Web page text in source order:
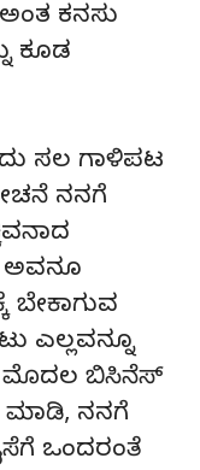
ಕನಸು
ಕೂಡ
ಸಲ ಗಾಳಿಪಟ
ನನಗೆ
ಅವನೂ
ಬೇಕಾಗುವ
ಎಲ್ಲವನ್ನೂ
ಮೊದಲ ಬಿಸಿನೆಸ್
ಮಾಡಿ, ನನಗೆ
ಒಂದರಂತೆ